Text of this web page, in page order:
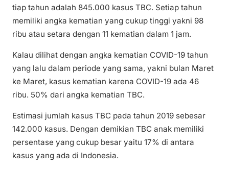
tiap tahun adalah 845.000 kasus TBC. Setiap tahun
memiliki angka kematian yang cukup tinggi yakni 98
ribu atau setara dengan 11 kematian dalam 1 jam.
Kalau dilihat dengan angka kematian COVID-19 tahun
yang lalu dalam periode yang sama, yakni bulan Maret
ke Maret, kasus kematian karena COVID-19 ada 46
ribu. 50% dari angka kematian TBC.
Estimasi jumlah kasus TBC pada tahun 2019 sebesar
142.000 kasus. Dengan demikian TBC anak memiliki
persentase yang cukup besar yaitu 17% di antara
kasus yang ada di Indonesia.